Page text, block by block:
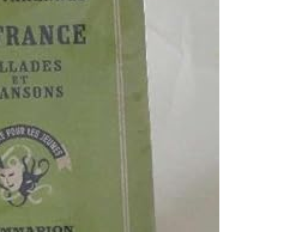
CERRAR